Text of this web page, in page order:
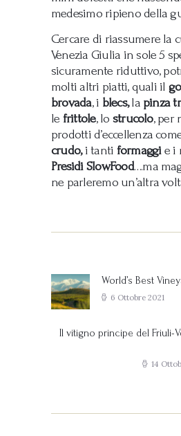
medesimo ripieno della
Cercare di riassumere la
Venezia Giulia in sole 5
sicuramente riduttivo,
molti altri piatti, quali il
brovada, i blecs,la pinza
le frittole, lo strucolo, per
prodotti d’eccellenza
crudo,i tanti formaggie i
Presidi SlowFood….ma
ne parleremo un’altra
Previous
post:
World’s Best
6 Ottobre 2021
Il vitigno principe del Friuli-
14